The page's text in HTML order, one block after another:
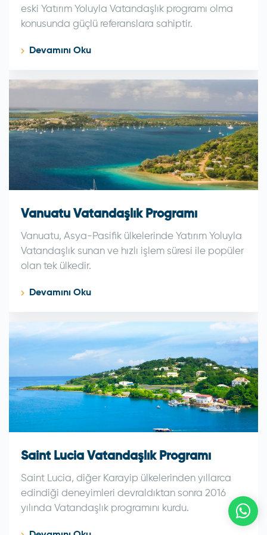
eski Yatırım Yoluyla Vatandaşlık programı olma
konusunda güçlü referanslara sahiptir.
Devamını Oku
Vanuatu Vatandaşlık Programı
Vanuatu, Asya-Pasifik ülkelerinde Yatırım Yoluyla
Vatandaşlık sunan ve hızlı işlem süresi ile popüler
olan tek ülkedir.
Devamını Oku
Saint Lucia Vatandaşlık Programı
Saint Lucia, diğer Karayip ülkelerinden yıllarca
edindiği deneyimleri devraldıktan sonra 2016
yılında Vatandaşlık programını kurdu.